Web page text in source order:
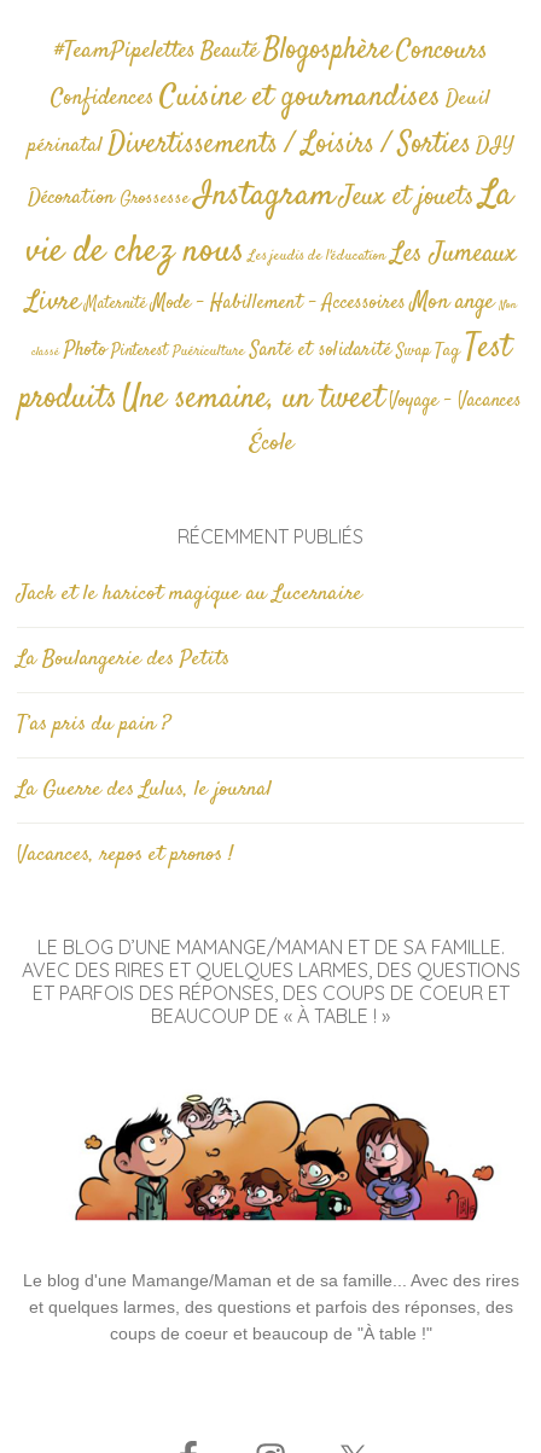
#TeamPipelettesBeautéBlogosphèreConcours
Confidences Cuisine et gourmandises Deuil
périnatalDivertissements / Loisirs / SortiesDIY
Décoration GrossesseInstagramJeux et jouetsLa
vie de chez nous Les jeudis de l'éducation Les Jumeaux
Livre Maternité Mode - Habillement - AccessoiresMon ange Non
classé Photo Pinterest Puériculture Santé et solidarité Swap TagTest
produitsUne semaine, un tweetVoyage - Vacances
École
RÉCEMMENT PUBLIÉS
Jack et le haricot magique au Lucernaire
La Boulangerie des Petits
T’as pris du pain ?
La Guerre des Lulus, le journal
Vacances, repos et pronos !
LE BLOG D’UNE MAMANGE/MAMAN ET DE SA FAMILLE.
AVEC DES RIRES ET QUELQUES LARMES, DES QUESTIONS
ET PARFOIS DES RÉPONSES, DES COUPS DE COEUR ET
BEAUCOUP DE « À TABLE ! »
Le blog d'une Mamange/Maman et de sa famille... Avec des rires
et quelques larmes, des questions et parfois des réponses, des
coups de coeur et beaucoup de "À table !"